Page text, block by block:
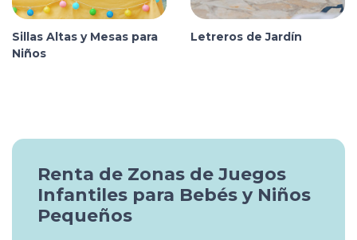
Sillas Altas y Mesas para
Niños
Letreros de Jardín
Renta de Zonas de Juegos
Infantiles para Bebés y Niños
Pequeños